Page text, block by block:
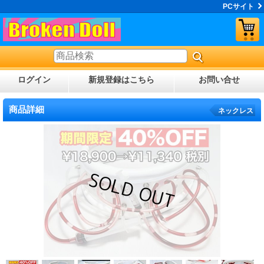
PCサイト
ログイン 新規登録はこちら お問い合せ
商品詳細 ネックレス